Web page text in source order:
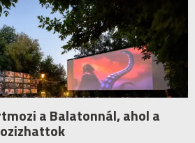
a Balatonnál, ahol a